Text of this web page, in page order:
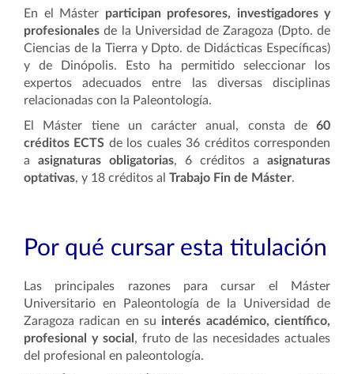
En el Máster participan profesores, investigadores y
profesionales de la Universidad de Zaragoza (Dpto. de
Ciencias de la Tierra y Dpto. de Didácticas Específicas)
y de Dinópolis. Esto ha permitido seleccionar los
expertos adecuados entre las diversas disciplinas
relacionadas con la Paleontología.
El
Máster tiene un carácter anual, consta de 60
créditos ECTS de los cuales 36 créditos corresponden
a asignaturas obligatorias, 6 créditos a asignaturas
optativas, y 18 créditos al Trabajo Fin de Máster.
Por qué cursar esta titulación
Las principales razones para cursar el
Máster
Universitario en Paleontología de la Universidad de
Zaragoza radican en suinterés académico, científico,
profesional y social , fruto de las necesidades actuales
del profesional en paleontología.